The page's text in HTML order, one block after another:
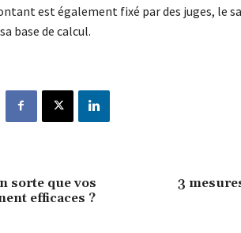
est également fixé par des juges, le
base de calcul.
sorte que vos
efficaces ?
3